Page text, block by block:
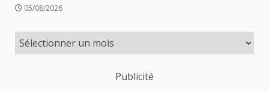
05/08/2026
Publicité